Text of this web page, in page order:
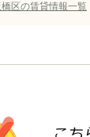
区の賃貸情報一覧